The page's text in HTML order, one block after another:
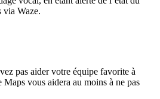
via Waze.
pas aider votre équipe favorite à
vous aidera au moins à ne pas